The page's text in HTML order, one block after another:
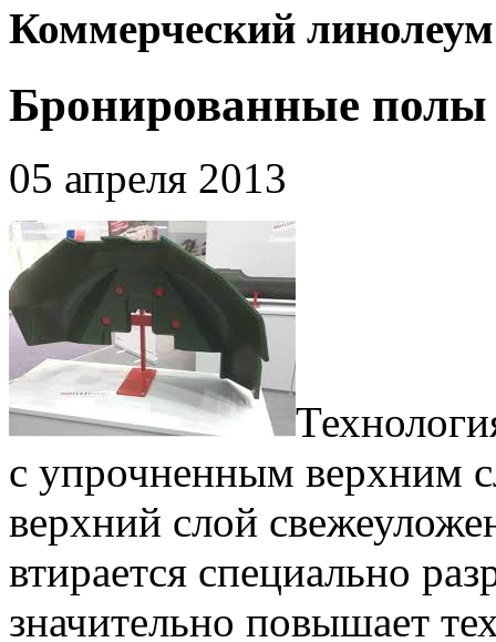
Коммерческий линолеум
Бронированные полы
05 апреля 2013
с упрочненным верхним
верхний слой
втирается специально
значительно повышает